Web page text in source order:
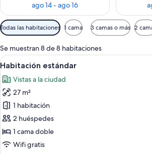
ago 14 - ago 16
Filtros
disponibles
para
las
habitaciones
Todas las habitaciones 1 cama 3 camas o más 2
Se muestran 8 de 8 habitaciones
Abrir
todas
las
fotos
de
Habitación
estándar
Un
7
Habitación estándar
Vistas a la ciudad
27 m²
1 habitación
2 huéspedes
1 cama doble
Wifi gratis